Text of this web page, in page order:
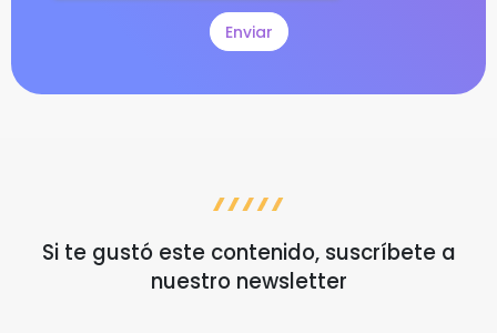
Si te gustó este contenido, suscríbete a
nuestro newsletter